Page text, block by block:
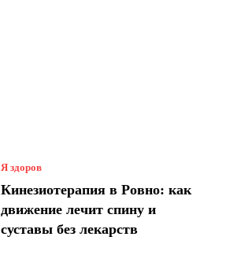
Я здоров
Кинезиотерапия в Ровно: как
движение лечит спину и
суставы без лекарств